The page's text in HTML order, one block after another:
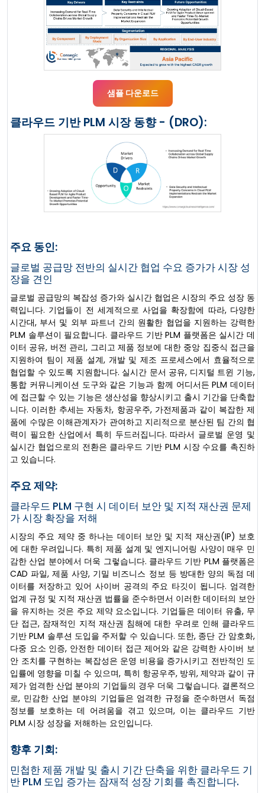
샘플 다운로드
클라우드 기반 PLM 시장 동향 - (DRO):
주요 동인:
글로벌 공급망 전반의 실시간 협업 수요 증가가 시장 성
장을 견인
글로벌 공급망의 복잡성 증가와 실시간 협업은 시장의 주요 성장 동
력입니다. 기업들이 전 세계적으로 사업을 확장함에 따라, 다양한
시간대, 부서 및 외부 파트너 간의 원활한 협업을 지원하는 강력한
PLM 솔루션이 필요합니다. 클라우드 기반 PLM 플랫폼은 실시간 데
이터 공유, 버전 관리, 그리고 제품 정보에 대한 중앙 집중식 접근을
지원하여 팀이 제품 설계, 개발 및 제조 프로세스에서 효율적으로
협업할 수 있도록 지원합니다. 실시간 문서 공유, 디지털 트윈 기능,
통합 커뮤니케이션 도구와 같은 기능과 함께 어디서든 PLM 데이터
에 접근할 수 있는 기능은 생산성을 향상시키고 출시 기간을 단축합
니다. 이러한 추세는 자동차, 항공우주, 가전제품과 같이 복잡한 제
품에 수많은 이해관계자가 관여하고 지리적으로 분산된 팀 간의 협
력이 필요한 산업에서 특히 두드러집니다. 따라서 글로벌 운영 및
실시간 협업으로의 전환은 클라우드 기반 PLM 시장 수요를 촉진하
고 있습니다.
주요 제약:
클라우드 PLM 구현 시 데이터 보안 및 지적 재산권 문제
가 시장 확장을 저해
시장의 주요 제약 중 하나는 데이터 보안 및 지적 재산권(IP) 보호
에 대한 우려입니다. 특히 제품 설계 및 엔지니어링 사양이 매우 민
감한 산업 분야에서 더욱 그렇습니다. 클라우드 기반 PLM 플랫폼은
CAD 파일, 제품 사양, 기밀 비즈니스 정보 등 방대한 양의 독점 데
이터를 저장하고 있어 사이버 공격의 주요 타깃이 됩니다. 엄격한
업계 규정 및 지적 재산권 법률을 준수하면서 이러한 데이터의 보안
을 유지하는 것은 주요 제약 요소입니다. 기업들은 데이터 유출, 무
단 접근, 잠재적인 지적 재산권 침해에 대한 우려로 인해 클라우드
기반 PLM 솔루션 도입을 주저할 수 있습니다. 또한, 종단 간 암호화,
다중 요소 인증, 안전한 데이터 접근 제어와 같은 강력한 사이버 보
안 조치를 구현하는 복잡성은 운영 비용을 증가시키고 전반적인 도
입률에 영향을 미칠 수 있으며, 특히 항공우주, 방위, 제약과 같이 규
제가 엄격한 산업 분야의 기업들의 경우 더욱 그렇습니다. 결론적으
로, 민감한 산업 분야의 기업들은 엄격한 규정을 준수하면서 독점
정보를 보호하는 데 어려움을 겪고 있으며, 이는 클라우드 기반
PLM 시장 성장을 저해하는 요인입니다.
향후 기회:
민첩한 제품 개발 및 출시 기간 단축을 위한 클라우드 기
반 PLM 도입 증가는 잠재적 성장 기회를 촉진합니다.